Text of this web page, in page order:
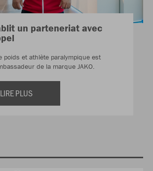
un parteneriat avec
poids et athlète paralympique est
de la marque JAKO.
PLUS